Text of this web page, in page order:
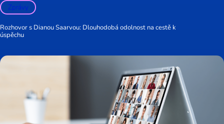
Zprávy
Rozhovor s Dianou Saarvou: Dlouhodobá odolnost na cestě k
úspěchu